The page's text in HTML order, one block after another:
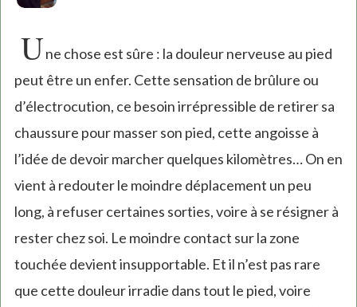
Une chose est sûre : la douleur nerveuse au pied
peut être un enfer. Cette sensation de brûlure ou
d’électrocution, ce besoin irrépressible de retirer sa
chaussure pour masser son pied, cette angoisse à
l’idée de devoir marcher quelques kilomètres… On en
vient à redouter le moindre déplacement un peu
long, à refuser certaines sorties, voire à se résigner à
rester chez soi. Le moindre contact sur la zone
touchée devient insupportable. Et il n’est pas rare
que cette douleur irradie dans tout le pied, voire